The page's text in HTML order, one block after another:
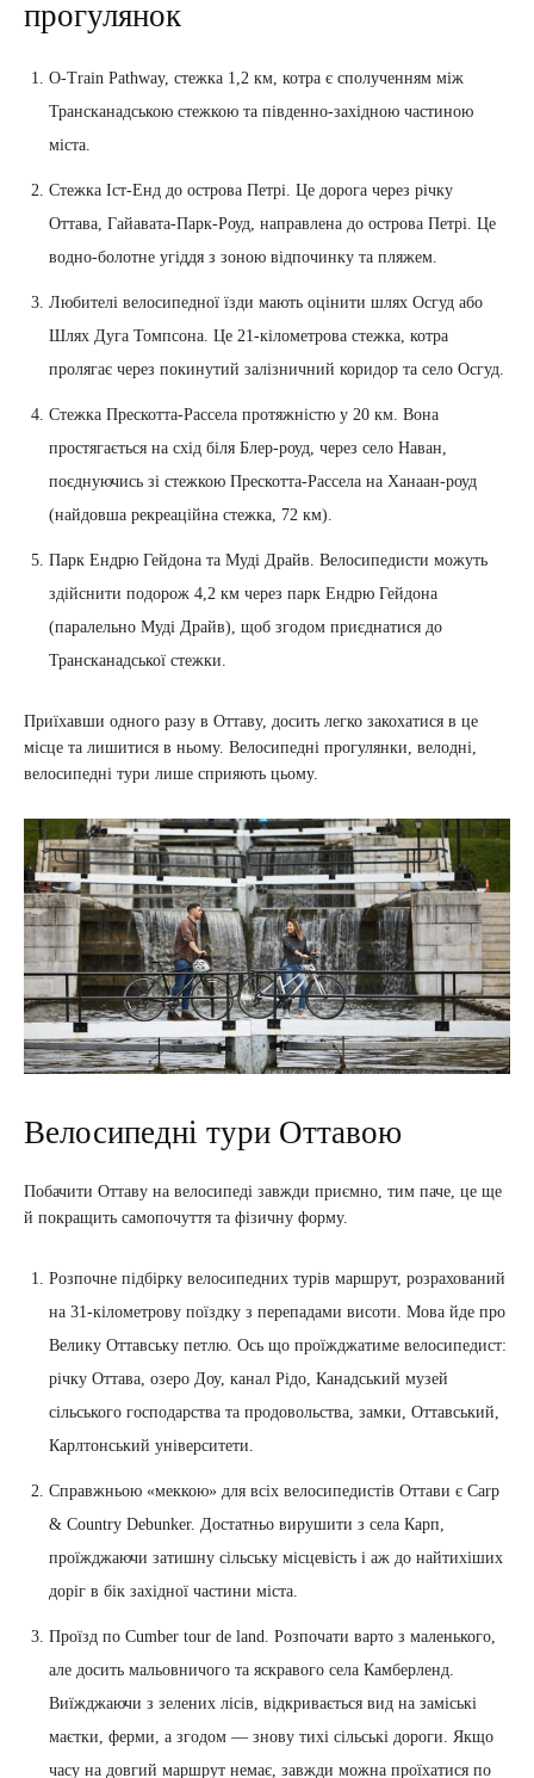
прогулянок
O-Train Pathway, стежка 1,2 км, котра є сполученням між
Трансканадською стежкою та південно-західною частиною
міста.
Стежка Іст-Енд до острова Петрі. Це дорога через річку
Оттава, Гайавата-Парк-Роуд, направлена до острова Петрі. Це
водно-болотне угіддя з зоною відпочинку та пляжем.
Любителі велосипедної їзди мають оцінити шлях Осгуд або
Шлях Дуга Томпсона. Це 21-кілометрова стежка, котра
пролягає через покинутий залізничний коридор та село Осгуд.
Стежка Прескотта-Рассела протяжністю у 20 км. Вона
простягається на схід біля Блер-роуд, через село Наван,
поєднуючись зі стежкою Прескотта-Рассела на Ханаан-роуд
(найдовша рекреаційна стежка, 72 км).
Парк Ендрю Гейдона та Муді Драйв. Велосипедисти можуть
здійснити подорож 4,2 км через парк Ендрю Гейдона
(паралельно Муді Драйв), щоб згодом приєднатися до
Трансканадської стежки.
Приїхавши одного разу в Оттаву, досить легко закохатися в це
місце та лишитися в ньому. Велосипедні прогулянки, велодні,
велосипедні тури лише сприяють цьому.
Велосипедні тури Оттавою
Побачити Оттаву на велосипеді завжди приємно, тим паче, це ще
й покращить самопочуття та фізичну форму.
Розпочне підбірку велосипедних турів маршрут, розрахований
на 31-кілометрову поїздку з перепадами висоти. Мова йде про
Велику Оттавську петлю. Ось що проїжджатиме велосипедист:
річку Оттава, озеро Доу, канал Рідо, Канадський музей
сільського господарства та продовольства, замки, Оттавський,
Карлтонський університети.
Справжньою «меккою» для всіх велосипедистів Оттави є Carp
& Country Debunker. Достатньо вирушити з села Карп,
проїжджаючи затишну сільську місцевість і аж до найтихіших
доріг в бік західної частини міста.
Проїзд по Cumber tour de land. Розпочати варто з маленького,
але досить мальовничого та яскравого села Камберленд.
Виїжджаючи з зелених лісів, відкривається вид на заміські
маєтки, ферми, а згодом — знову тихі сільські дороги. Якщо
часу на довгий маршрут немає, завжди можна проїхатися по